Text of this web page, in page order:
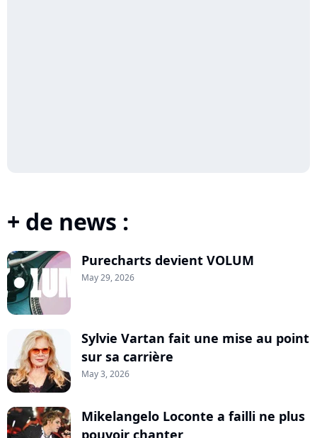
+ de news :
Purecharts devient VOLUM
May 29, 2026
Sylvie Vartan fait une mise au point
sur sa carrière
May 3, 2026
Mikelangelo Loconte a failli ne plus
pouvoir chanter